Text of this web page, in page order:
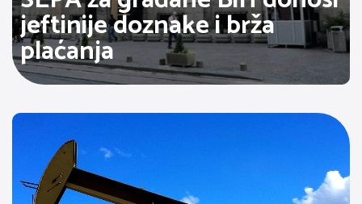
jeftinije doznake i brža
plaćanja